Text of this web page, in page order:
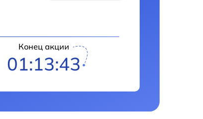
Конец акции
01:13:42